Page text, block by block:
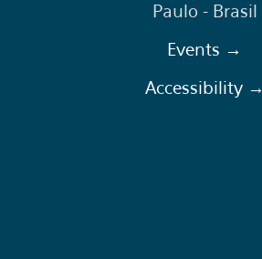
Paulo - Brasil
Events →
Accessibility →